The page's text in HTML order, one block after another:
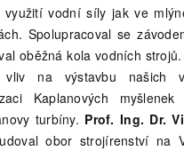
využití vodní síly jak ve
Spolupracoval se
oběžná kola vodních
vliv na výstavbu našich
Kaplanových
turbíny. Prof. Ing. Dr.
obor strojírenství na